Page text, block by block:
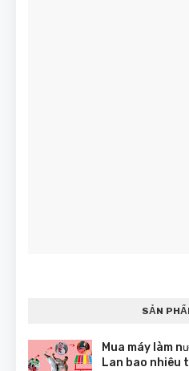
SẢN
Mua máy làm
Lan bao nhiêu